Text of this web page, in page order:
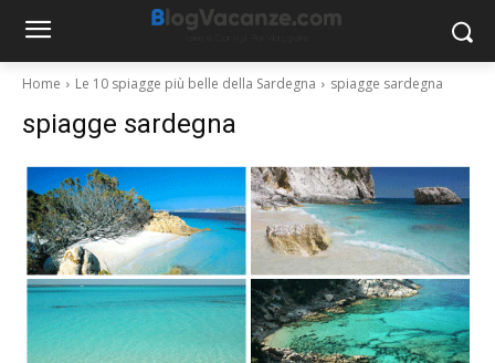
Home Le 10 spiagge più belle della Sardegna spiagge sardegna
spiagge sardegna